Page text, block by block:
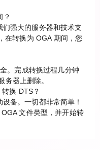
？
强大的服务器和技术支
在转换为 OGA 期间，您
。完成转换过程几分钟
务器上删除。
换 DTS？
备。一切都非常简单！
OGA 文件类型，并开始转